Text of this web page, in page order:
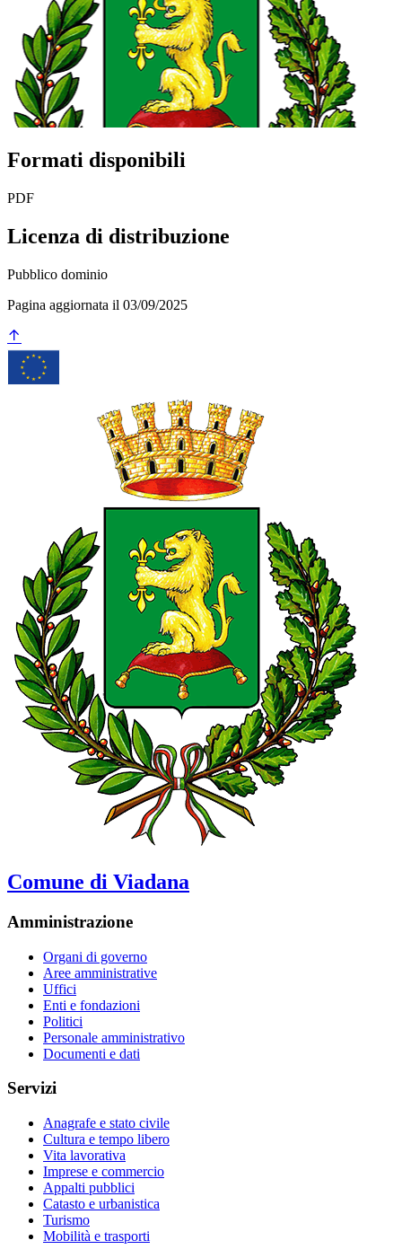
Formati disponibili
PDF
Licenza di distribuzione
Pubblico dominio
Pagina aggiornata il 03/09/2025
Comune di Viadana
Amministrazione
Organi di governo
Aree amministrative
Uffici
Enti e fondazioni
Politici
Personale amministrativo
Documenti e dati
Servizi
Anagrafe e stato civile
Cultura e tempo libero
Vita lavorativa
Imprese e commercio
Appalti pubblici
Catasto e urbanistica
Turismo
Mobilità e trasporti